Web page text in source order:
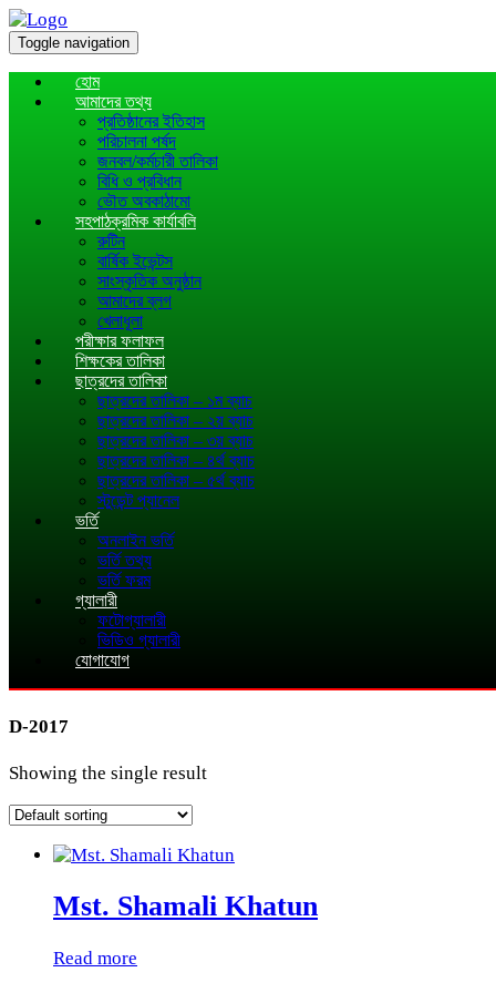
Toggle navigation
হোম
আমাদের তথ্য
প্রতিষ্ঠানের ইতিহাস
পরিচালনা পর্ষদ
জনবল/কর্মচারী তালিকা
বিধি ও প্রবিধান
ভৌত অবকাঠামো
সহপাঠক্রমিক কার্যাবলি
রুটিন
বার্ষিক ইভেন্টস
সাংস্কৃতিক অনুষ্ঠান
আমাদের ব্লগ
খেলাধূলা
পরীক্ষার ফলাফল
শিক্ষকের তালিকা
ছাত্রদের তালিকা
ছাত্রদের তালিকা – ১ম ব্যাচ
ছাত্রদের তালিকা – ২য় ব্যাচ
ছাত্রদের তালিকা – ৩য় ব্যাচ
ছাত্রদের তালিকা – ৪র্থ ব্যাচ
ছাত্রদের তালিকা – ৫র্থ ব্যাচ
স্টুডেন্ট প্যানেল
ভর্তি
অনলাইন ভর্তি
ভর্তি তথ্য
ভর্তি ফরম
গ্যালারী
ফটোগ্যালারী
ভিডিও গ্যালারী
যোগাযোগ
D-2017
Showing the single result
Mst. Shamali Khatun
Read more